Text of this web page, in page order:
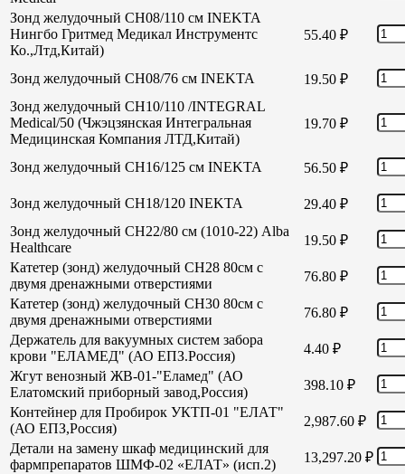
Зонд желудочный СН08/110 см INEKTA
Нингбо Гритмед Медикал Инструментс
Ко.,Лтд,Китай)
55.40 ₽
Зонд желудочный СН08/76 см INEKTA 19.50 ₽
Зонд желудочный СН10/110 /INTEGRAL
Medical/50 (Чжэцзянская Интегральная
Медицинская Компания ЛТД,Китай)
19.70 ₽
Зонд желудочный СН16/125 см INEKTA 56.50 ₽
Зонд желудочный СН18/120 INEKTA 29.40 ₽
Зонд желудочный СН22/80 см (1010-22) Alba
Healthcare
19.50 ₽
Катетер (зонд) желудочный СН28 80см с
двумя дренажными отверстиями
76.80 ₽
Катетер (зонд) желудочный СН30 80см с
двумя дренажными отверстиями
76.80 ₽
Держатель для вакуумных систем забора
крови "ЕЛАМЕД" (АО ЕПЗ.Россия)
4.40 ₽
Жгут венозный ЖВ-01-"Еламед" (АО
Елатомский приборный завод,Россия)
398.10 ₽
Контейнер для Пробирок УКТП-01 "ЕЛАТ"
(АО ЕПЗ,Россия)
2,987.60 ₽
Детали на замену шкаф медицинский для
фармпрепаратов ШМФ-02 «ЕЛАТ» (исп.2)
13,297.20 ₽